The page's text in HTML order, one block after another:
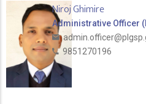
Niroj Ghimire
Administrative Officer
9851270196